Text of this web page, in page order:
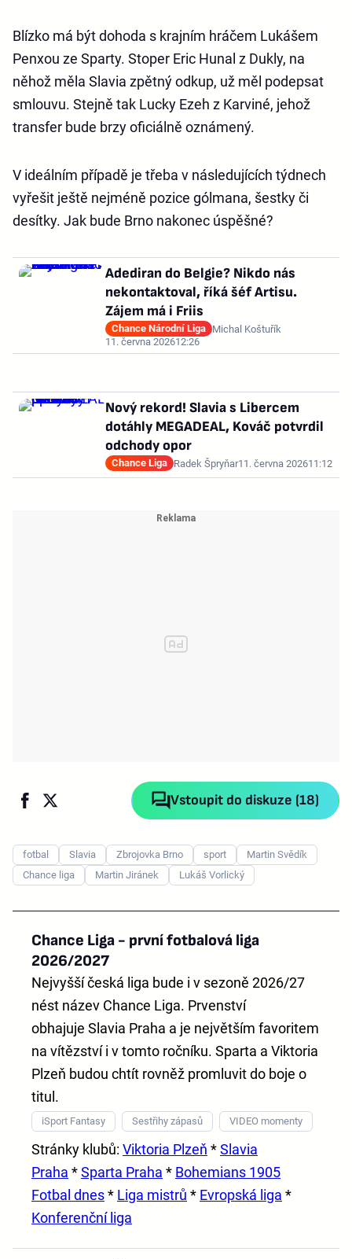
Blízko má být dohoda s krajním hráčem Lukášem
Penxou ze Sparty. Stoper Eric Hunal z Dukly, na
něhož měla Slavia zpětný odkup, už měl podepsat
smlouvu. Stejně tak Lucky Ezeh z Karviné, jehož
transfer bude brzy oficiálně oznámený.
V ideálním případě je třeba v následujících týdnech
vyřešit ještě nejméně pozice gólmana, šestky či
desítky. Jak bude Brno nakonec úspěšné?
Adediran do Belgie? Nikdo nás
nekontaktoval, říká šéf Artisu.
Zájem má i Friis
Chance Národní Liga Michal Koštuřík
11. června 202612:26
Nový rekord! Slavia s Libercem
dotáhly MEGADEAL, Kováč potvrdil
odchody opor
Chance Liga Radek Špryňar11. června 202611:12
Vstoupit do diskuze (18)
fotbal Slavia Zbrojovka Brno sport
Martin Svědík
Chance liga
Martin Jiránek Lukáš Vorlický
Chance Liga - první fotbalová liga
2026/2027
Nejvyšší česká liga bude i v sezoně 2026/27
nést název Chance Liga. Prvenství
obhajuje Slavia Praha a je největším favoritem
na vítězství i v tomto ročníku. Sparta a Viktoria
Plzeň budou chtít rovněž promluvit do boje o
titul.
iSport Fantasy Sestřihy zápasů VIDEO momenty
Stránky klubů: Viktoria Plzeň *Slavia
Praha *Sparta Praha * Bohemians 1905
Fotbal dnes* Liga mistrů * Evropská liga *
Konferenční liga